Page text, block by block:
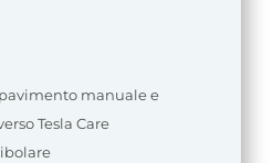
manuale e
Tesla Care